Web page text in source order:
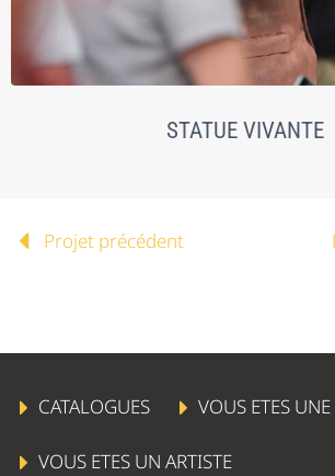
STATUE VIVANTE
Projet précédent
CATALOGUES VOUS ETES
VOUS ETES UN ARTISTE